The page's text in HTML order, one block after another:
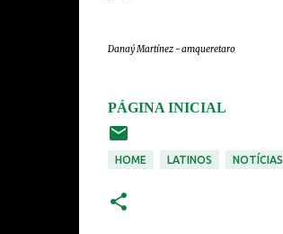
Danaý Martínez - amqueretaro
PÁGINA INICIAL
HOME LATINOS NOTÍCIAS